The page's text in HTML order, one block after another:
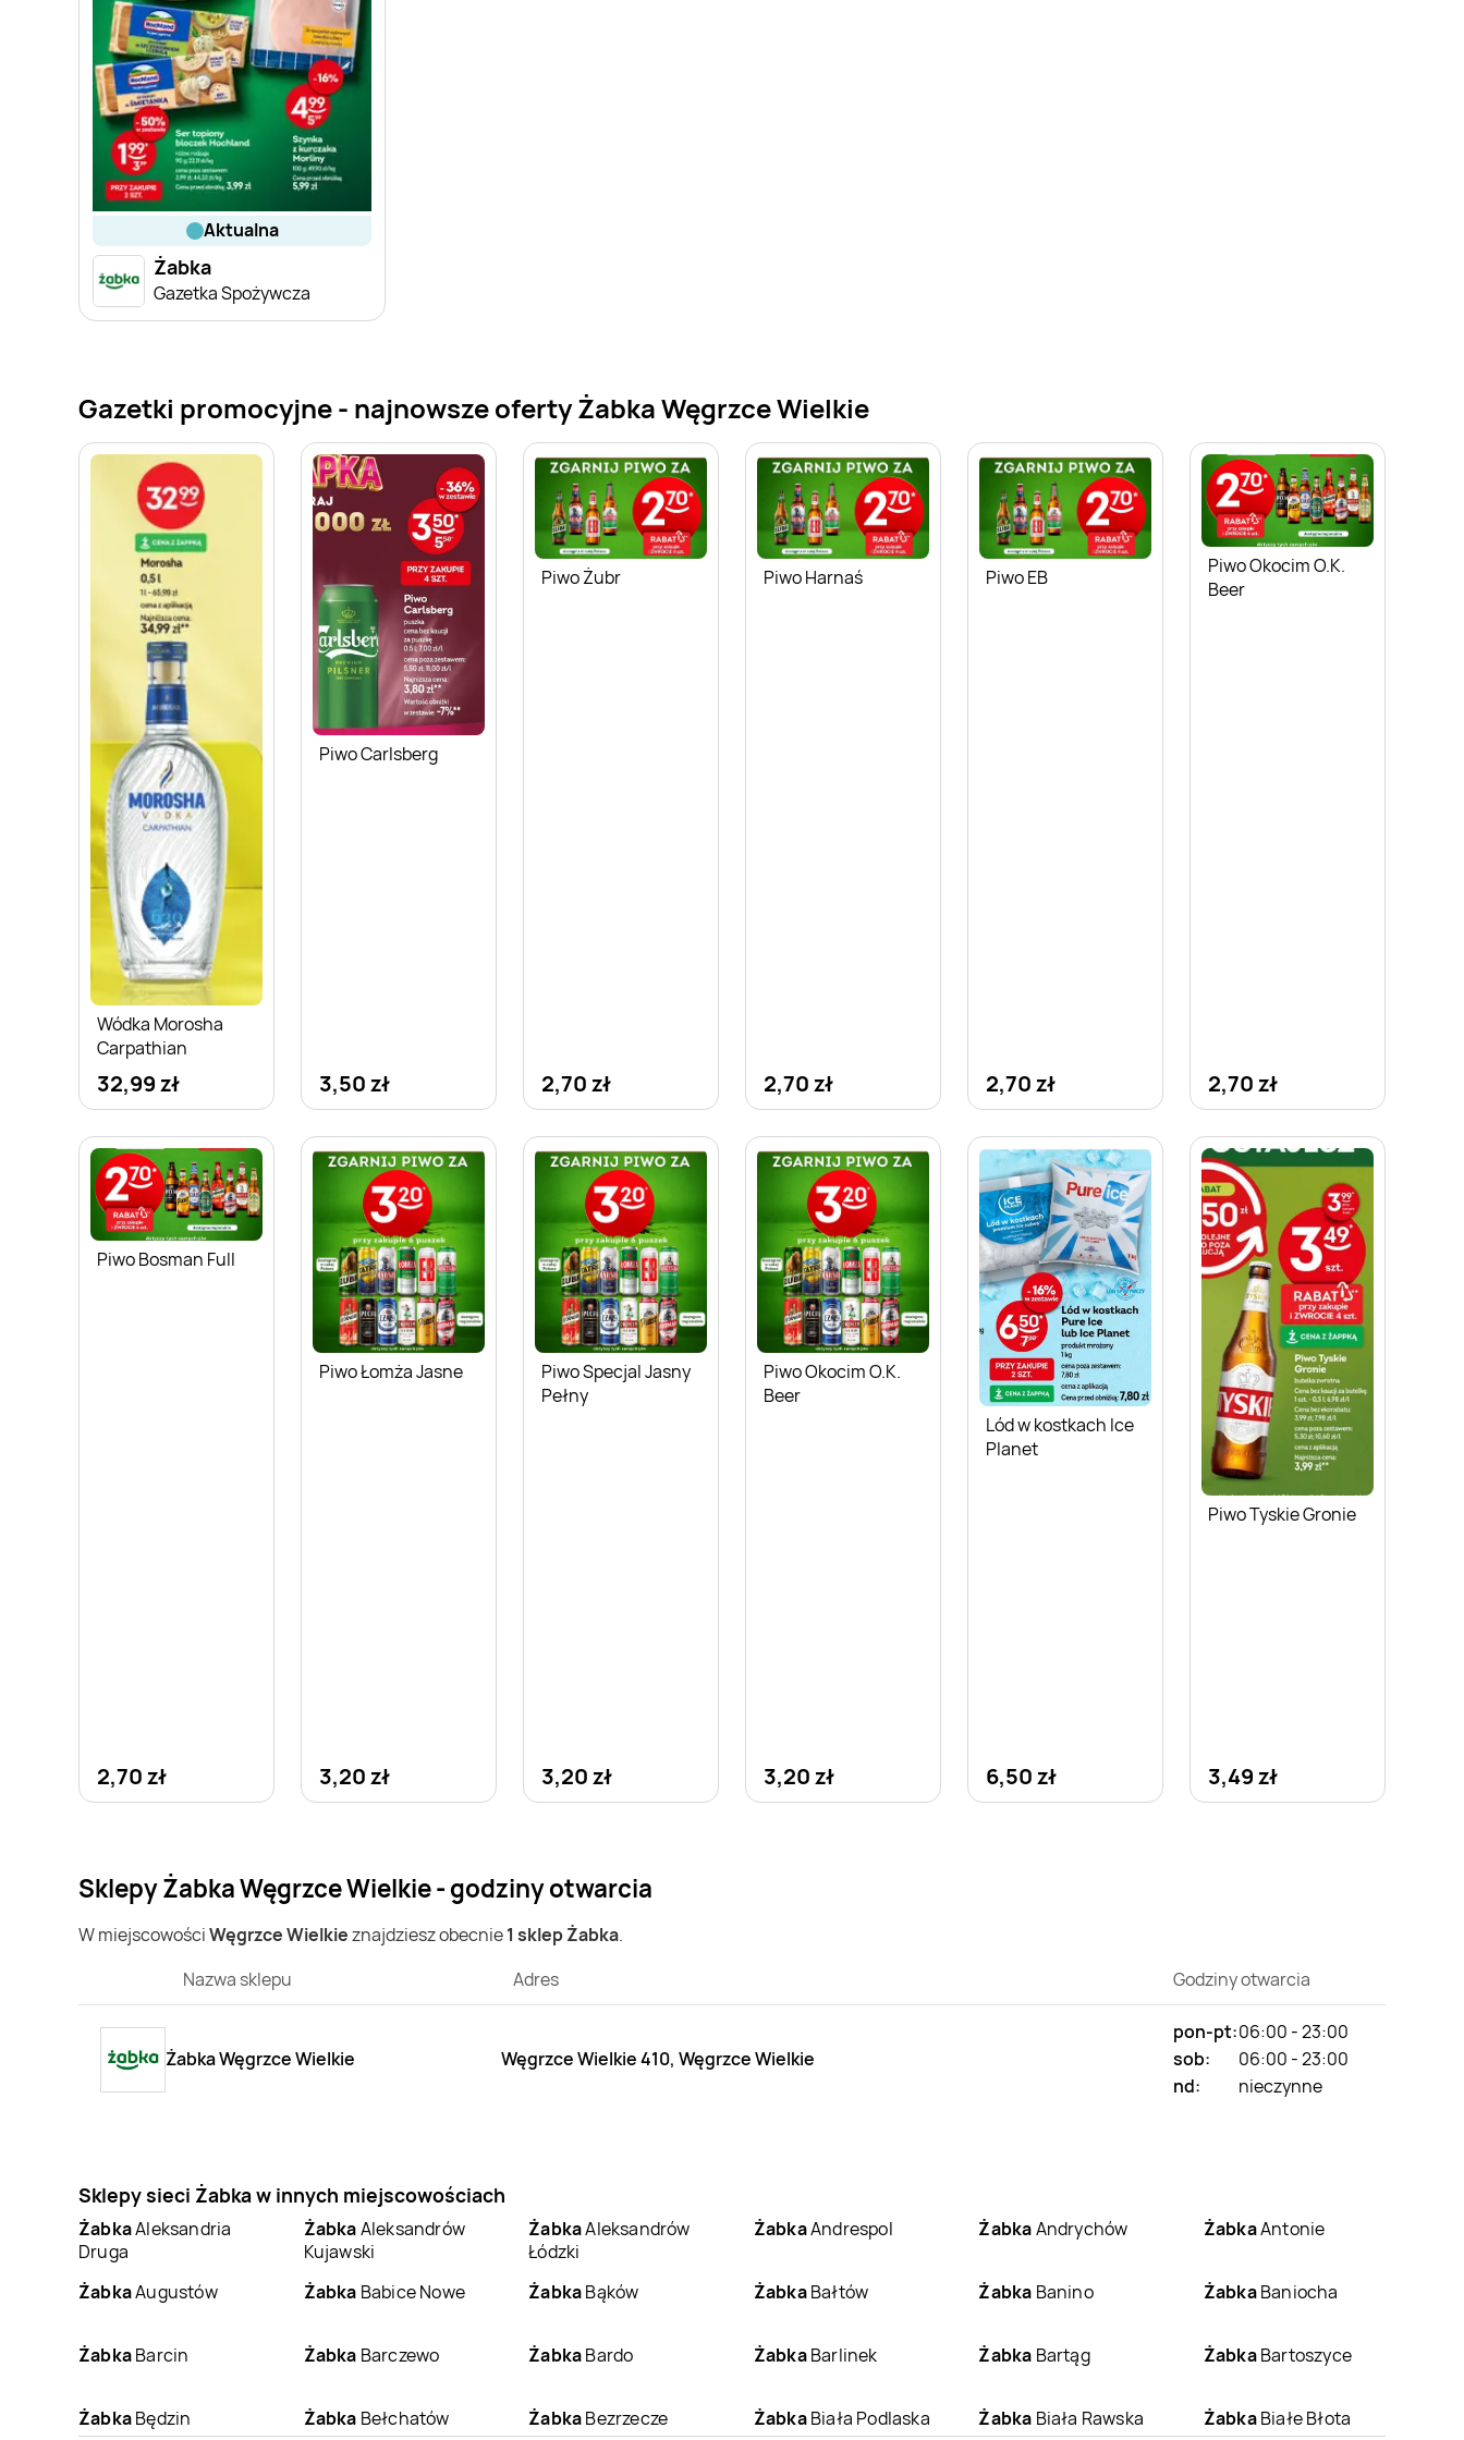
aktualna
Żabka
Gazetka Spożywcza
Gazetki promocyjne - najnowsze oferty Żabka Węgrzce Wielkie
Wódka Morosha
Carpathian
32,99 zł
Piwo Carlsberg
3,50 zł
Piwo Żubr
2,70 zł
Piwo Harnaś
2,70 zł
Piwo EB
2,70 zł
Piwo Okocim O.K.
Beer
2,70 zł
Piwo Bosman Full
2,70 zł
Piwo Łomża Jasne
3,20 zł
Piwo Specjal Jasny
Pełny
3,20 zł
Piwo Okocim O.K.
Beer
3,20 zł
Lód w kostkach Ice
Planet
6,50 zł
Piwo Tyskie Gronie
3,49 zł
Sklepy Żabka Węgrzce Wielkie - godziny otwarcia
W miejscowościWęgrzce Wielkieznajdziesz obecnie1 sklep Żabka.
Nazwa sklepu
Adres Godziny otwarcia
Żabka Węgrzce Wielkie Węgrzce Wielkie 410, Węgrzce Wielkie
pon-pt:06:00 - 23:00
sob:
06:00 - 23:00
nd:
nieczynne
Sklepy sieci Żabka w innych miejscowościach
ŻabkaAleksandria
Druga
ŻabkaAleksandrów
Kujawski
ŻabkaAleksandrów
Łódzki
ŻabkaAndrespol ŻabkaAndrychów ŻabkaAntonie
ŻabkaAugustów Żabka Babice Nowe ŻabkaBąków ŻabkaBałtów Żabka Banino ŻabkaBaniocha
ŻabkaBarcin Żabka Barczewo ŻabkaBardo ŻabkaBarlinek Żabka Bartąg ŻabkaBartoszyce
ŻabkaBędzin Żabka Bełchatów ŻabkaBezrzecze ŻabkaBiała Podlaska Żabka Biała Rawska ŻabkaBiałe Błota